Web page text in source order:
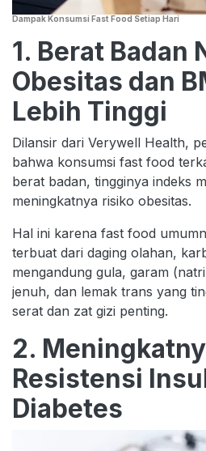
Dampak Konsumsi Fast Food Setiap Hari
1. Berat Badan
Obesitas dan
Lebih Tinggi
Dilansir dari Verywell Health,
bahwa konsumsi fast food
berat badan, tingginya indeks
meningkatnya risiko obesitas.
Hal ini karena fast food
terbuat dari daging olahan,
mengandung gula, garam
jenuh, dan lemak trans yang
serat dan zat gizi penting.
2.
Resistensi
Diabetes